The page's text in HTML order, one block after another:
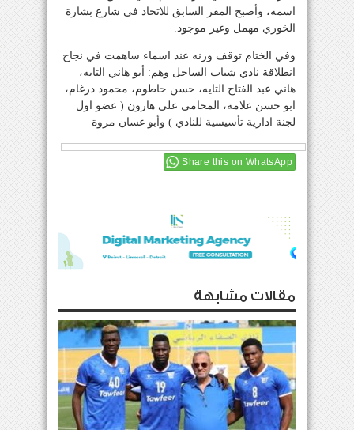
اسمه، وأصبح المقر السابق للاتحاد في شارع بشارة
الخوري مهمل وغير موجود.
وفي الختام توقف وزنه عند اسماء ساهمت في نجاح
انطلاقة نادي شباب الساحل وهم: أبو هاني التايه،
هاني عبد الفتاح التايه، حسن حاطوم، محمود درغام،
ابو حسن علامة، المحامي علي هارون ( عضو اول
لجنة ادارية تأسيسية للنادي ) وأبو غسان مروة
Share this on WhatsApp
مقالات مشابهة